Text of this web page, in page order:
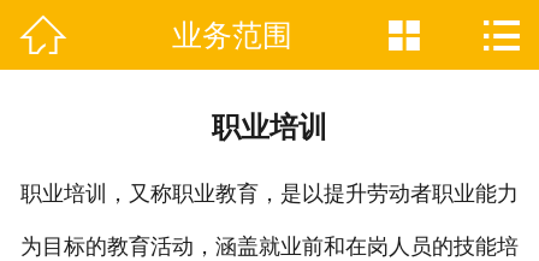
网站首页
 业务范围  
职业培训
职业培训，又称职业教育，是以提升劳动者职业能力
为目标的教育活动，涵盖就业前和在岗人员的技能培